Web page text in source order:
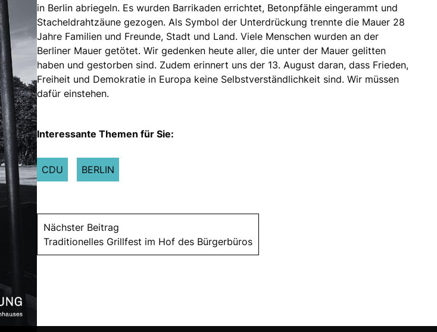
in Berlin abriegeln. Es wurden Barrikaden errichtet, Betonpfähle eingerammt und
Stacheldrahtzäune gezogen. Als Symbol der Unterdrückung trennte die Mauer 28
Jahre Familien und Freunde, Stadt und Land. Viele Menschen wurden an der
Berliner Mauer getötet. Wir gedenken heute aller, die unter der Mauer gelitten
haben und gestorben sind. Zudem erinnert uns der 13. August daran, dass Frieden,
Freiheit und Demokratie in Europa keine Selbstverständlichkeit sind. Wir müssen
dafür einstehen.
Interessante Themen für Sie:
CDU BERLIN
Nächster Beitrag
Traditionelles Grillfest im Hof des Bürgerbüros